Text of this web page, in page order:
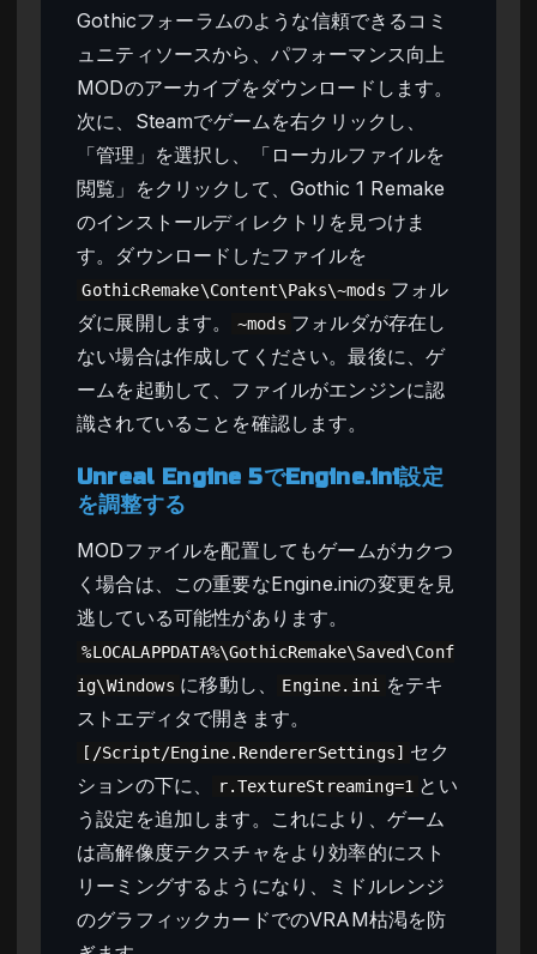
Gothicフォーラムのような信頼できるコミ
ュニティソースから、パフォーマンス向上
MODのアーカイブをダウンロードします。
次に、Steamでゲームを右クリックし、
「管理」を選択し、「ローカルファイルを
閲覧」をクリックして、Gothic 1 Remake
のインストールディレクトリを見つけま
す。ダウンロードしたファイルを
GothicRemake\Content\Paks\~mods フォル
ダに展開します。
~mods フォルダが存在し
ない場合は作成してください。最後に、ゲ
ームを起動して、ファイルがエンジンに認
識されていることを確認します。
Unreal Engine 5でEngine.ini設定
を調整する
MODファイルを配置してもゲームがカクつ
く場合は、この重要なEngine.iniの変更を見
逃している可能性があります。
%LOCALAPPDATA%\GothicRemake\Saved\Conf
ig\Windows に移動し、 Engine.ini
をテキ
ストエディタで開きます。
[/Script/Engine.RendererSettings] セク
ションの下に、
r.TextureStreaming=1 とい
う設定を追加します。これにより、ゲーム
は高解像度テクスチャをより効率的にスト
リーミングするようになり、ミドルレンジ
のグラフィックカードでのVRAM枯渇を防